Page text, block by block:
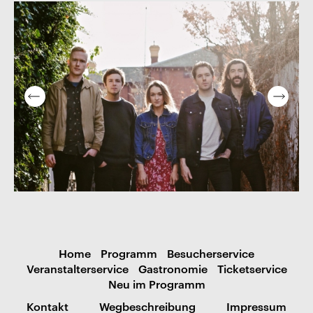
Home Programm
Besucherservice
Veranstalterservice
Gastronomie
Ticketservice
Neu im Programm
Kontakt
Wegbeschreibung Impressum